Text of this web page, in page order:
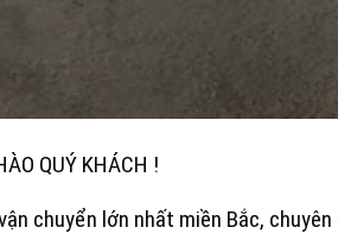
QUÝ KHÁCH !
chuyển lớn nhất miền Bắc,